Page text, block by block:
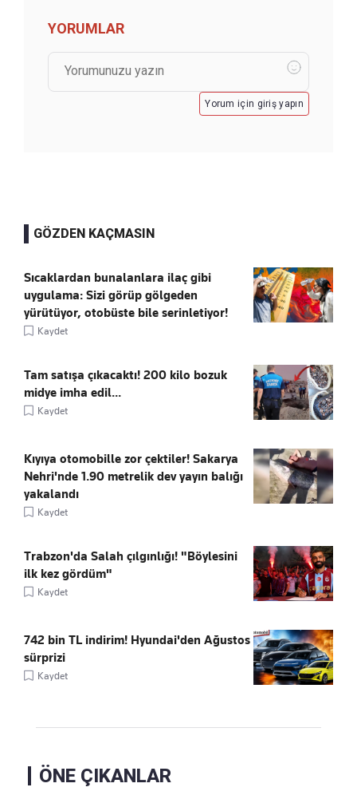
YORUMLAR
Yorum için giriş yapın
GÖZDEN KAÇMASIN
Sıcaklardan bunalanlara ilaç gibi
uygulama: Sizi görüp gölgeden
yürütüyor, otobüste bile serinletiyor!
Kaydet
Tam satışa çıkacaktı! 200 kilo bozuk
midye imha edil...
Kaydet
Kıyıya otomobille zor çektiler! Sakarya
Nehri'nde 1.90 metrelik dev yayın balığı
yakalandı
Kaydet
Trabzon'da Salah çılgınlığı! "Böylesini
ilk kez gördüm"
Kaydet
742 bin TL indirim! Hyundai'den Ağustos
sürprizi
Kaydet
ÖNE ÇIKANLAR